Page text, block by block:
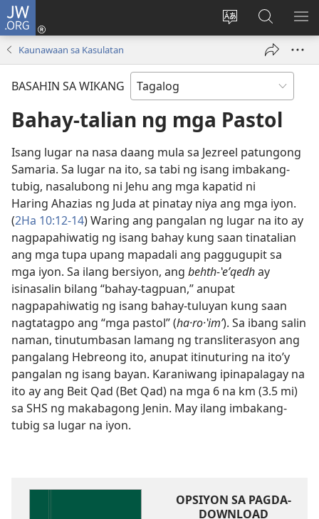
JW.ORG
Baguhin
ng
Mag-
log
bubukas
bagong
window)
sa
JW.ORG
Kaunawaan sa Kasulatan
BASAHIN SA WIKANG
Bahay-talian ng mga Pastol
Isang lugar na nasa daang mula sa Jezreel patungong
Samaria. Sa lugar na ito, sa tabi ng isang imbakang-
tubig, nasalubong ni Jehu ang mga kapatid ni
Haring Ahazias ng Juda at pinatay niya ang mga iyon.
(2Ha 10:12-14) Waring ang pangalan ng lugar na ito ay
nagpapahiwatig ng isang bahay kung saan tinatalian
ang mga tupa upang mapadali ang paggugupit sa
mga iyon. Sa ilang bersiyon, ang behth-ʽeʹqedhay
isinasalin bilang “bahay-tagpuan,” anupat
nagpapahiwatig ng isang bahay-tuluyan kung saan
nagtatagpo ang “mga pastol” (ha·ro·ʽimʹ). Sa ibang salin
naman, tinutumbasan lamang ng transliterasyon ang
pangalang Hebreong ito, anupat itinuturing na ito’y
pangalan ng isang bayan. Karaniwang ipinapalagay na
ito ay ang Beit Qad (Bet Qad) na mga 6 na km (3.5 mi)
sa SHS ng makabagong Jenin. May ilang imbakang-
tubig sa lugar na iyon.
OPSIYON SA PAGDA-
DOWNLOAD